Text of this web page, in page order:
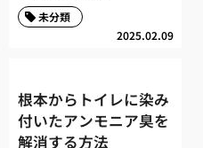
2025.02.09
未分類
根本からトイレに染み
付いたアンモニア臭を
解消する方法